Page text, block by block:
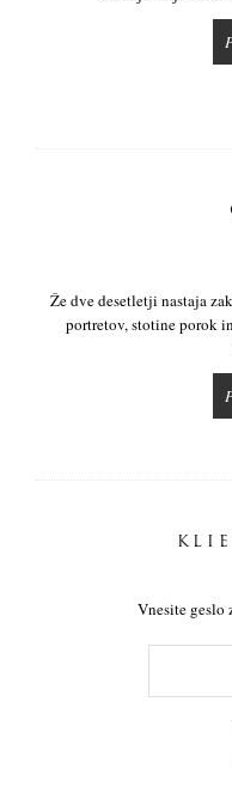
Že dve desetletji nastaja
portretov, stotine porok
Vnesite geslo